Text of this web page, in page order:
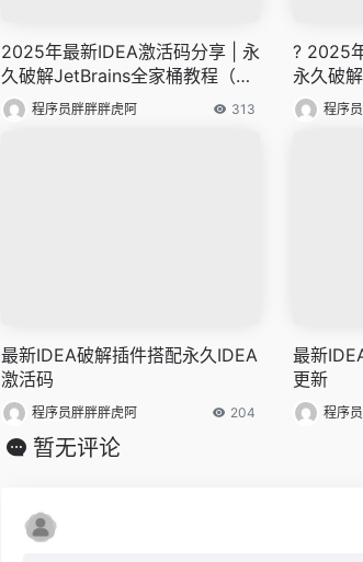
2025年最新IDEA激活码分享 | 永
久破解JetBrains全家桶教程（含
PyCharm）
程序员胖胖胖虎阿 313
? 2025
永久破
（附程序
最新IDEA破解插件搭配永久IDEA
激活码
程序员胖胖胖虎阿 204
最新
更新
程序
暂无评论